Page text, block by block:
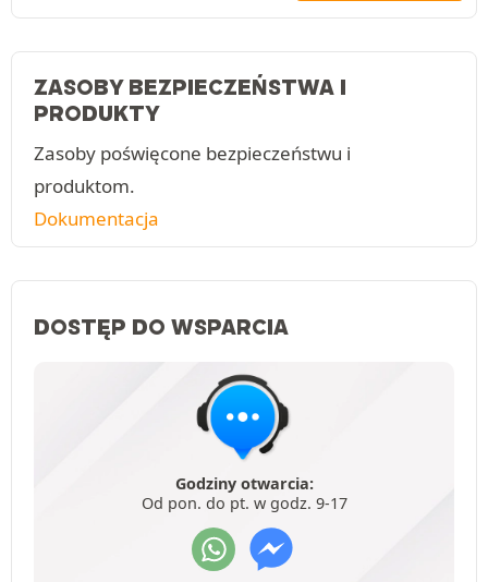
ZASOBY BEZPIECZEŃSTWA I
PRODUKTY
Zasoby poświęcone bezpieczeństwu i
produktom.
Dokumentacja
DOSTĘP DO WSPARCIA
Godziny otwarcia:
Od pon. do pt. w godz. 9-17